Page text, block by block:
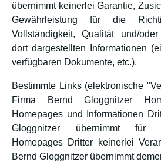
übernimmt keinerlei Garantie,
Gewährleistung für die
Vollständigkeit, Qualität und/
dort dargestellten Informationen
verfügbaren Dokumente, etc.).
Bestimmte Links (elektronische
Firma Bernd Gloggnitzer
Homepages und Informationen
Gloggnitzer übernimmt
Homepages Dritter keinerlei
Bernd Gloggnitzer übernimmt